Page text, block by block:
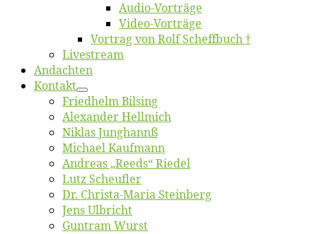
Au­dio-Vor­trä­ge
Vi­deo-Vor­trä­ge
Vor­trag von Rolf Scheffbuch †
Live­stream
An­dach­ten
Kon­takt
Fried­helm Bilsing
Alex­an­der Hellmich
Ni­klas Junghannß
Mi­cha­el Kaufmann
An­dre­as „Reeds“ Riedel
Lutz Scheuf­ler
Dr. Chris­­ta-Ma­ria Steinberg
Jens Ulb­richt
Gun­tram Wurst